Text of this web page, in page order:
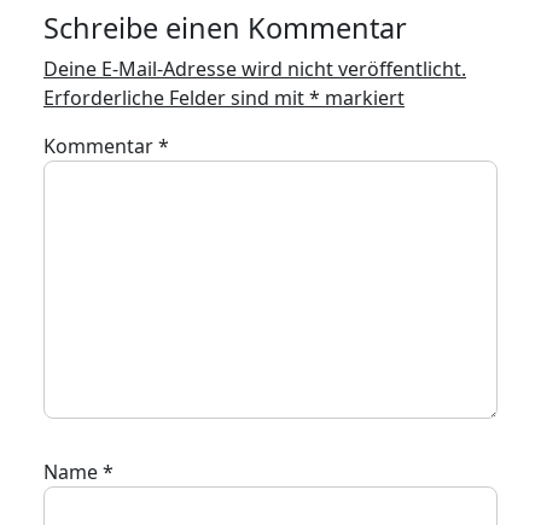
Schreibe einen Kommentar
Deine E-Mail-Adresse wird nicht veröffentlicht.
Erforderliche Felder sind mit* markiert
Kommentar*
Name*